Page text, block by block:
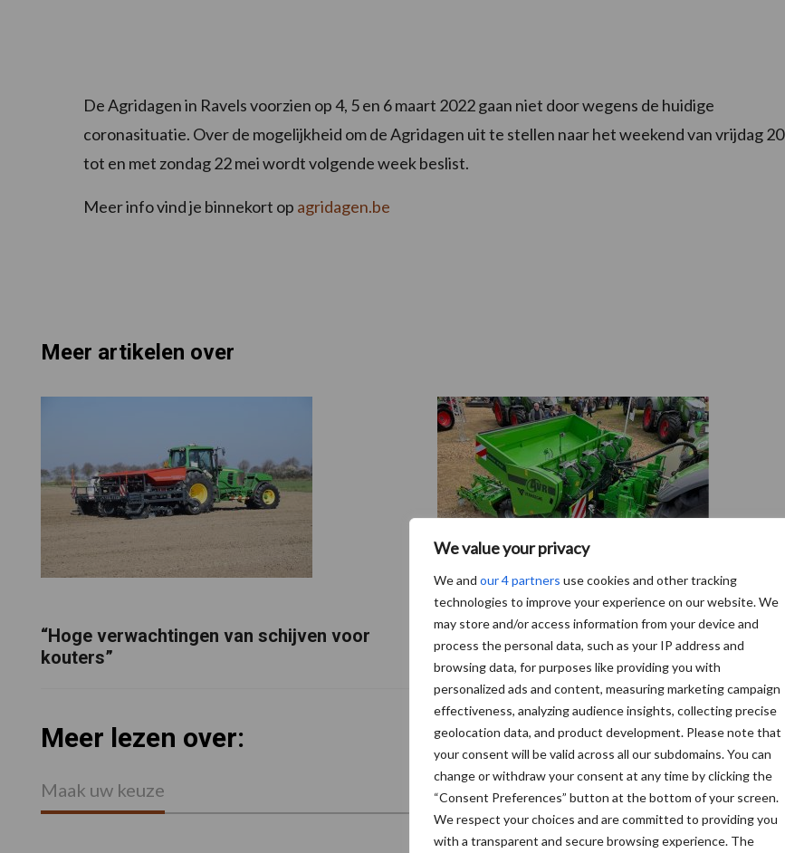
We value your privacy
We and our 4 partners use cookies and other tracking
technologies to improve your experience on our website. We
may store and/or access information from your device and
process the personal data, such as your IP address and
browsing data, for purposes like providing you with
personalized ads and content, measuring marketing campaign
effectiveness, analyzing audience insights, collecting precise
geolocation data, and product development. Please note that
your consent will be valid across all our subdomains. You can
change or withdraw your consent at any time by clicking the
“Consent Preferences” button at the bottom of your screen.
We respect your choices and are committed to providing you
with a transparent and secure browsing experience. The
De Agridagen in Ravels voorzien op 4, 5 en 6 maart 2022 gaan niet door wegens de huidige
coronasituatie. Over de mogelijkheid om de Agridagen uit te stellen naar het weekend van vrijdag 20
tot en met zondag 22 mei wordt volgende week beslist.
Meer info vind je binnekort op agridagen.be
Meer artikelen over
“Hoge verwachtingen van schijven voor
kouters”
Nieuwe compacte gedragen
pootcombinatie van AVR
Meer lezen over:
Maak uw keuze